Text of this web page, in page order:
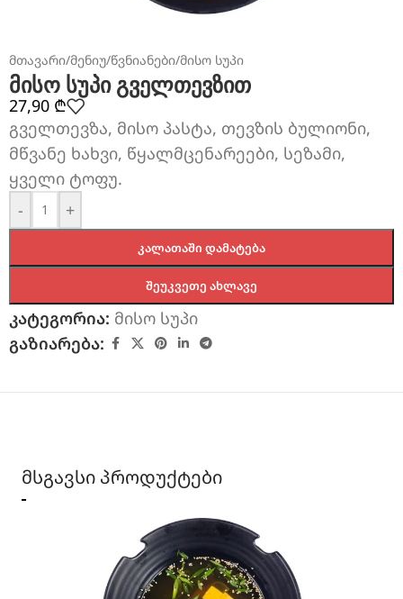
მთავარი/მენიუ/წვნიანები/მისო სუპი
მისო სუპი გველთევზით
27,90 ₾
გველთევზა, მისო პასტა, თევზის ბულიონი,
მწვანე ხახვი, წყალმცენარეები, სეზამი,
ყველი ტოფუ.
-
+
ᲙᲐᲚᲐᲗᲐᲨᲘ ᲓᲐᲛᲐᲢᲔᲑᲐ
ᲨᲔᲣᲙᲕᲔᲗᲔ ᲐᲮᲚᲐᲕᲔ
კატეგორია: მისო სუპი
გაზიარება:
მსგავსი პროდუქტები